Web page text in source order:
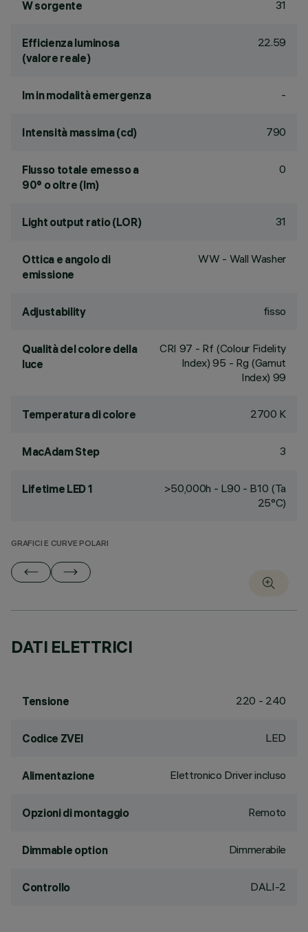
W sorgente 31
Efficienza luminosa
(valore reale)
22.59
lm in modalità emergenza -
Intensità massima (cd) 790
Flusso totale emesso a
90° o oltre (lm)
0
Light output ratio (LOR) 31
Ottica e angolo di
emissione
WW - Wall Washer
Adjustability fisso
Qualità del colore della
luce
CRI 97 - Rf (Colour Fidelity
Index) 95 - Rg (Gamut
Index) 99
Temperatura di colore 2700 K
MacAdam Step 3
Lifetime LED 1
>50,000h - L90 - B10 (Ta
25°C)
GRAFICI E CURVE POLARI
DATI ELETTRICI
Tensione 220 - 240
Codice ZVEI LED
Alimentazione Elettronico Driver incluso
Opzioni di montaggio Remoto
Dimmable option Dimmerabile
Controllo DALI-2